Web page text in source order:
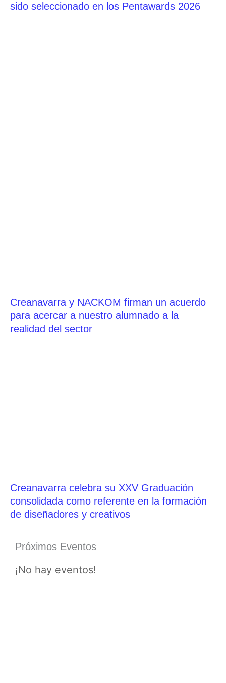
sido seleccionado en los Pentawards 2026
Creanavarra y NACKOM firman un acuerdo
para acercar a nuestro alumnado a la
realidad del sector
Creanavarra celebra su XXV Graduación
consolidada como referente en la formación
de diseñadores y creativos
Próximos Eventos
¡No hay eventos!